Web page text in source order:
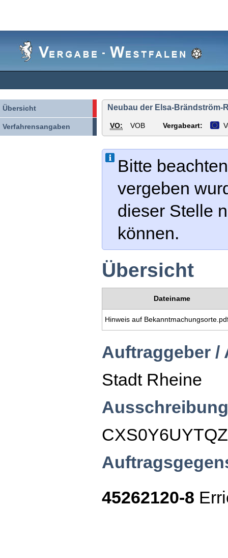
Übersicht
Verfahrensangaben
Neubau der Elsa-Brändström-
VO: VOB Vergabeart:
Bitte
vergeben
dieser Stelle
können.
Übersicht
Dateiname
Hinweis auf
Auftraggeber /
Stadt Rheine
45262120-8